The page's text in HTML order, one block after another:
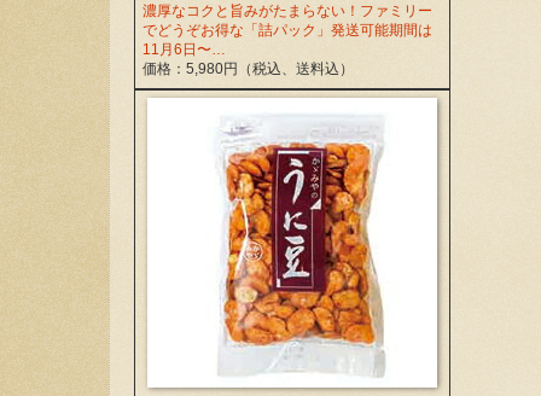
濃厚なコクと旨みがたまらない！ファミリー
でどうぞお得な「詰パック」発送可能期間は
11月6日〜…
価格：5,980円（税込、送料込）